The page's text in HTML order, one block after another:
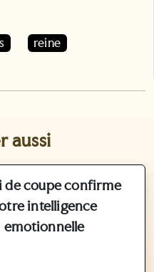
suivantes. Vous
reine
aussi
de coupe confirme
intelligence
emotionnelle